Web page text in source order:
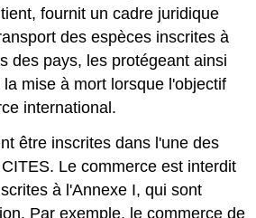
fournit un cadre juridique
des espèces inscrites à
des pays, les protégeant ainsi
mise à mort lorsque l'objectif
international.
être inscrites dans l'une des
Le commerce est interdit
à l'Annexe I, qui sont
Par exemple, le commerce de